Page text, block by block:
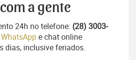
a gente
24h no telefone: (28) 3003-
WhatsAppe chat online
dias, inclusive feriados.